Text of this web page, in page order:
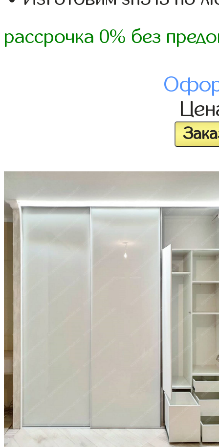
рассрочка 0% без